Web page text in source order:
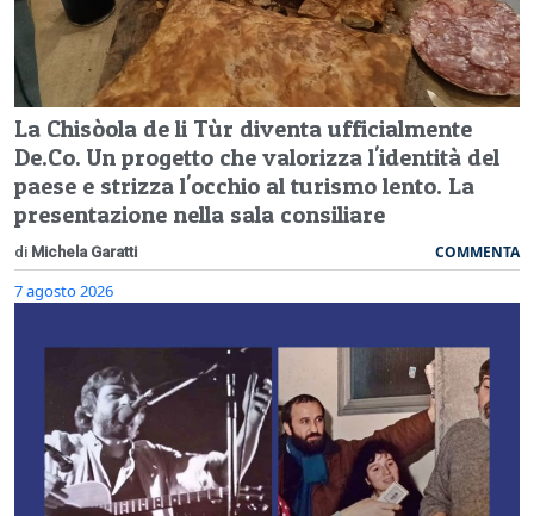
La Chisòola de li Tùr diventa ufficialmente
De.Co. Un progetto che valorizza l'identità del
paese e strizza l'occhio al turismo lento. La
presentazione nella sala consiliare
di Michela Garatti COMMENTA
7 agosto 2026